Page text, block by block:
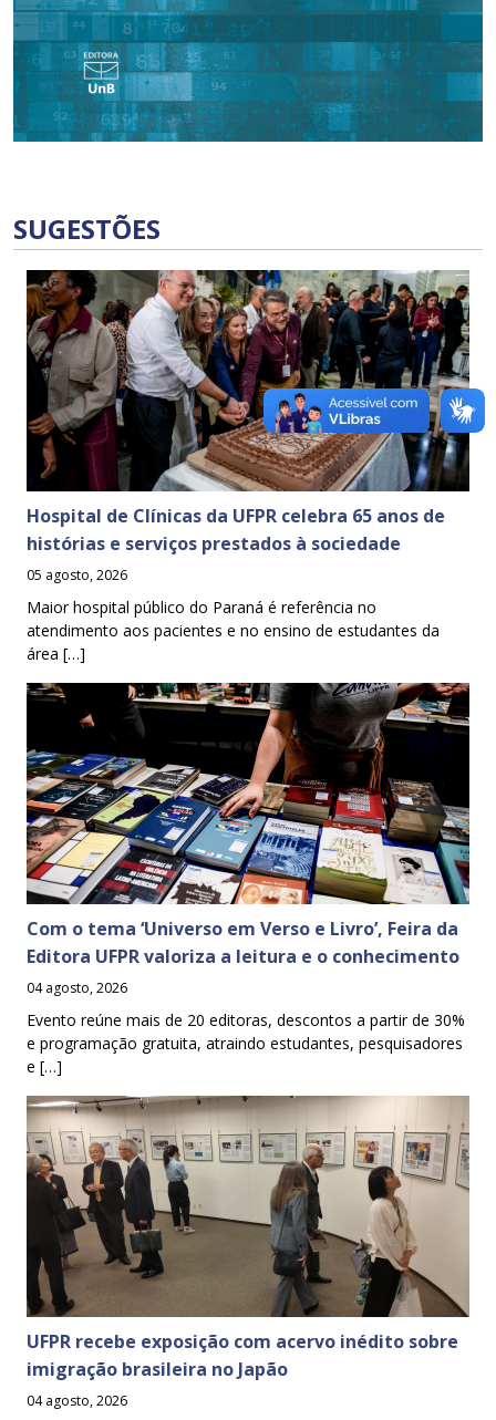
SUGESTÕES
Hospital de Clínicas da UFPR celebra 65 anos de
histórias e serviços prestados à sociedade
05 agosto, 2026
Maior hospital público do Paraná é referência no
atendimento aos pacientes e no ensino de estudantes da
área […]
Com o tema ‘Universo em Verso e Livro’, Feira da
Editora UFPR valoriza a leitura e o conhecimento
04 agosto, 2026
Evento reúne mais de 20 editoras, descontos a partir de 30%
e programação gratuita, atraindo estudantes, pesquisadores
e […]
UFPR recebe exposição com acervo inédito sobre
imigração brasileira no Japão
04 agosto, 2026